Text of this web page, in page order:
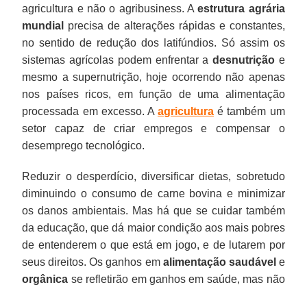
agricultura e não o agribusiness. Aestrutura agrária
mundial
precisa de alterações rápidas e constantes,
no sentido de redução dos latifúndios. Só assim os
sistemas agrícolas podem enfrentar a desnutriçãoe
mesmo a supernutrição, hoje ocorrendo não apenas
nos países ricos, em função de uma alimentação
processada em excesso. Aagricultura é também um
setor capaz de criar empregos e compensar o
desemprego tecnológico.
Reduzir o desperdício, diversificar dietas, sobretudo
diminuindo o consumo de carne bovina e minimizar
os danos ambientais. Mas há que se cuidar também
da educação, que dá maior condição aos mais pobres
de entenderem o que está em jogo, e de lutarem por
seus direitos. Os ganhos em alimentação saudável e
orgânica se refletirão em ganhos em saúde, mas não